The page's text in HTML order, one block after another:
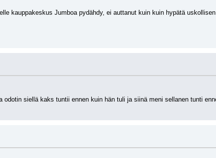
kauppakeskus Jumboa pydähdy, ei auttanut kuin kuin hypätä
siellä kaks tuntii ennen kuin hän tuli ja siinä meni sellanen tunti